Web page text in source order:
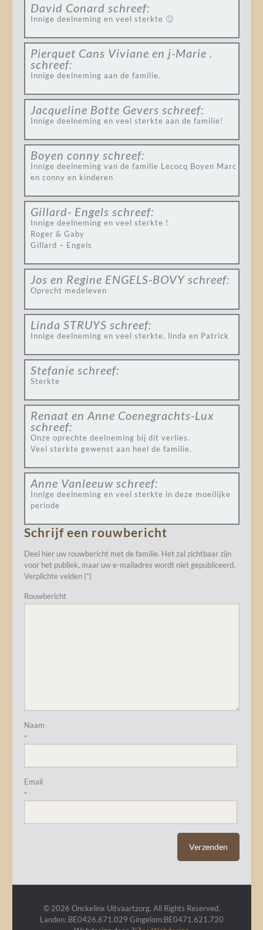
David Conard schreef:
Innige deelneming en veel sterkte 🙁
Pierquet Cans Viviane en j-Marie .
schreef:
Innige deelneming aan de familie.
Jacqueline Botte Gevers schreef:
Innige deelneming en veel sterkte aan de familie!
Boyen conny schreef:
Innige deelneming van de familie Lecocq Boyen Marc
en conny en kinderen
Gillard- Engels schreef:
Innige deelneming en veel sterkte !
Roger & Gaby
Gillard – Engels
Jos en Regine ENGELS-BOVY schreef:
Oprecht medeleven
Linda STRUYS schreef:
Innige deelneming en veel sterkte, linda en Patrick
Stefanie schreef:
Sterkte
Renaat en Anne Coenegrachts-Lux
schreef:
Onze oprechte deelneming bij dit verlies.
Veel sterkte gewenst aan heel de familie.
Anne Vanleeuw schreef:
Innige deelneming en veel sterkte in deze moeilijke
periode
Schrijf een rouwbericht
Deel hier uw rouwbericht met de familie. Het zal zichtbaar zijn
voor het publiek, maar uw e-mailadres wordt niet gepubliceerd.
Verplichte velden (*)
Rouwbericht
Naam
*
Email
*
© 2026 Onckelinx Uitvaartzorg. All Rights Reserved.
Landen: BE0426.671.029 Gingelom:BE0471.621.720